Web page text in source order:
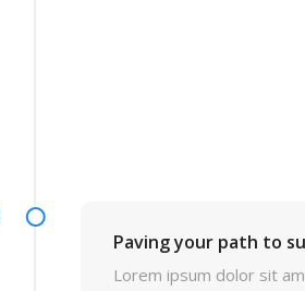
Paving your path to
Lorem ipsum dolor sit